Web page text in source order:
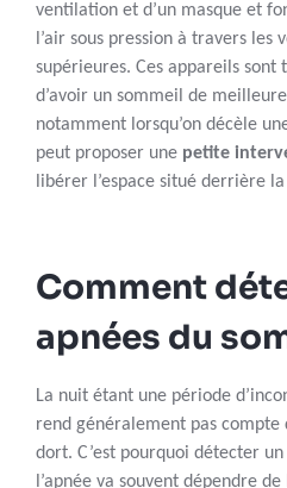
ventilation et d’un masque et
l’air sous pression à travers les
supérieures. Ces appareils
d’avoir un sommeil de
notamment lorsqu’on décèle
peut proposer une petite
libérer l’espace situé derrière
Comment
apnées du
La nuit étant une période
rend généralement pas compte
dort. C’est pourquoi détecter
l’apnée va souvent dépendre de